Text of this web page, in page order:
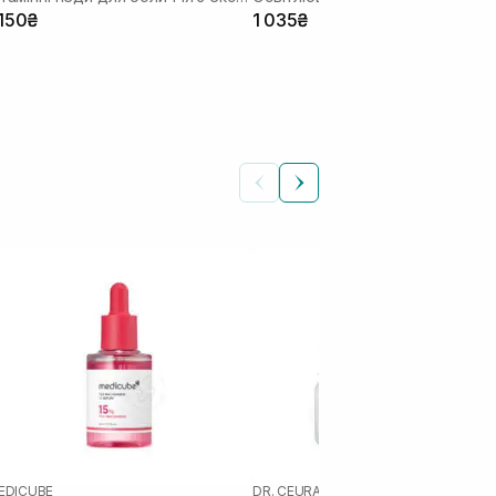
1 035₴
DR. CEURACLE